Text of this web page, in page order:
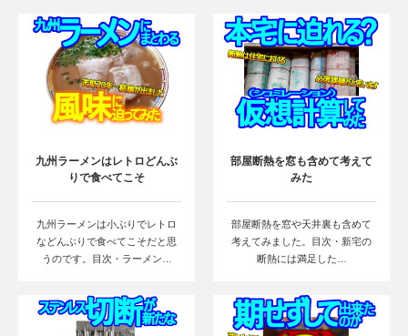
九州ラーメンはレトロどんぶ
りで食べてこそ
九州ラーメンは小ぶりでレトロ
などんぶりで食べてこそだと思
うのです。目次・ラーメン…
部屋断熱を窓も含めて考えて
みた
部屋断熱を窓や天井裏も含めて
考えてみました。目次・新宅の
断熱には満足した…